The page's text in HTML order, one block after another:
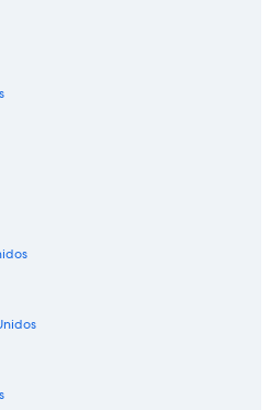
de la ciudad
de la ciudad
de la Capital Australiana
Australiana
Australiana
Occidental